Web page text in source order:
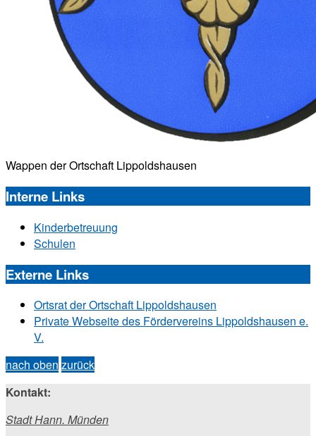
Wappen der Ortschaft Lippoldshausen
Interne Links
Kinderbetreuung
Schulen
Externe Links
Ortsrat der Ortschaft Lippoldshausen
Private Webseite des Fördervereins Lippoldshausen e.
V.
nach oben zurück
Kontakt:
Stadt Hann. Münden